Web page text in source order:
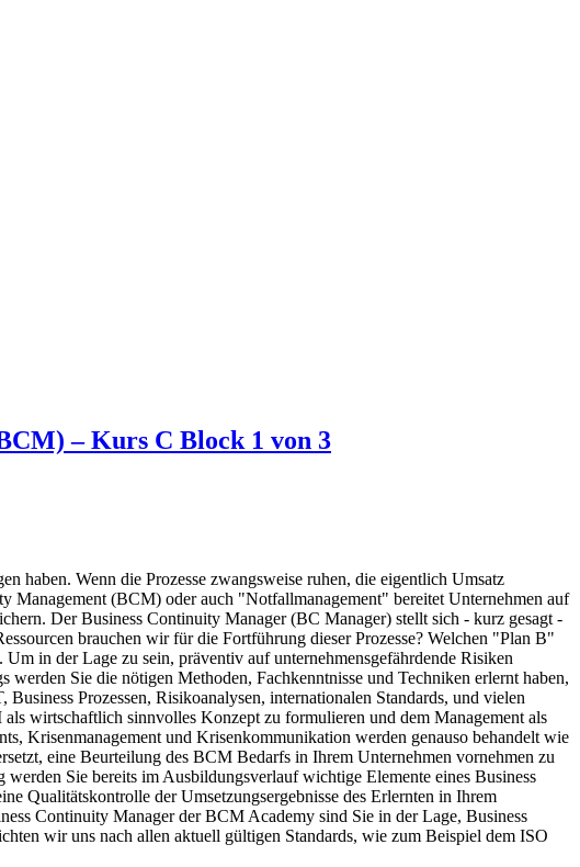
– Kurs C Block 1 von 3
haben. Wenn die Prozesse zwangsweise ruhen, die eigentlich Umsatz
Management (BCM) oder auch "Notfallmanagement" bereitet Unternehmen auf
Der Business Continuity Manager (BC Manager) stellt sich - kurz gesagt -
brauchen wir für die Fortführung dieser Prozesse? Welchen "Plan B"
in der Lage zu sein, präventiv auf unternehmensgefährdende Risiken
Sie die nötigen Methoden, Fachkenntnisse und Techniken erlernt haben,
Prozessen, Risikoanalysen, internationalen Standards, und vielen
wirtschaftlich sinnvolles Konzept zu formulieren und dem Management als
Krisenmanagement und Krisenkommunikation werden genauso behandelt wie
eine Beurteilung des BCM Bedarfs in Ihrem Unternehmen vornehmen zu
Sie bereits im Ausbildungsverlauf wichtige Elemente eines Business
Qualitätskontrolle der Umsetzungsergebnisse des Erlernten in Ihrem
Continuity Manager der BCM Academy sind Sie in der Lage, Business
wir uns nach allen aktuell gültigen Standards, wie zum Beispiel dem ISO